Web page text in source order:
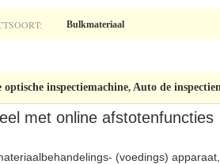
Bulkmateriaal
inspectiemachine, Auto de
met online afstotenfuncties
(voedings)